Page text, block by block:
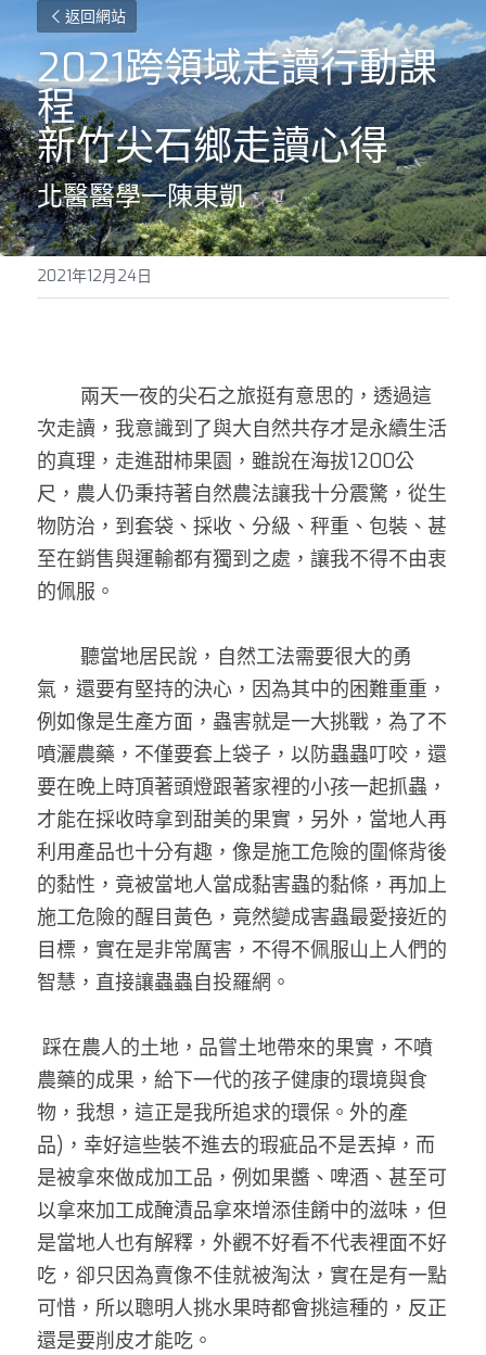
返回網站
2021跨領域走讀行動課
程
新竹尖石鄉走讀心得
北醫醫學一陳東凱
2021年12月24日
次走讀，我意識到了與大自然共存才是永續生活
的真理，走進甜柿果園，雖說在海拔1200公
尺，農人仍秉持著自然農法讓我十分震驚，從生
物防治，到套袋、採收、分級、秤重、包裝、甚
至在銷售與運輸都有獨到之處，讓我不得不由衷
的佩服。
­­­­­        聽當地居民說，自然工法需要很大的勇
氣，還要有堅持的決心，因為其中的困難重重，
例如像是生產方面，蟲害就是一大挑戰，為了不
噴灑農藥，­­­­­­不僅要套上袋子，以防蟲蟲叮咬，還
要在晚上時頂著頭燈跟著家裡的小孩一起抓蟲，
才能在採收時拿到甜美的果實，另外，當地人再
利用產品也十分有趣，像是施工危險的圍條背後
的黏性，竟被當地人當成黏害蟲的黏條，再加上
施工危險的醒目黃色，竟然變成害蟲最愛接近的
目標，實在是非常厲害，不得不佩服山上人們的
智慧，直接讓蟲蟲自投羅網。
農藥的成果，給下一代的孩子健康的環境與食
物，我想，這正是我所追求的環保。外的產
品)，幸好這些裝不進去的瑕疵品不是丟掉，而
是被拿來做成加工品，例如果醬、啤酒、甚至可
以拿來加工成醃漬品拿來增添佳餚中的滋味，但
是當地人也有解釋，外觀不好看不代表裡面不好
吃，卻只因為賣像不佳就被淘汰，實在是有一點
可惜，所以聰明人挑水果時都會挑這種的，反正
還是要削皮才能吃。